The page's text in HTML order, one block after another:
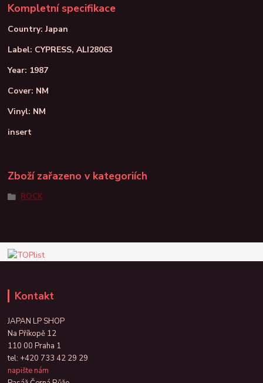
Kompletní specifikace
Country: Japan
Label: CYPRESS, ALI28063
Year: 1987
Cover: NM
Vinyl: NM
insert
Zboží zařazeno v kategoriích
ROCK
Kontakt
JAPAN LP SHOP
Na Příkopě 12
110 00 Praha 1
tel: +420 733 42 29 29
napište nám